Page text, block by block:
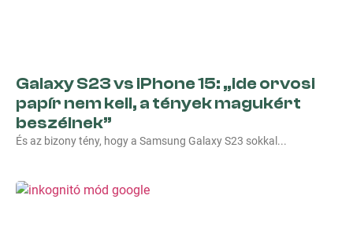
Galaxy S23 vs iPhone 15: „ide orvosi
papír nem kell, a tények magukért
beszélnek”
És az bizony tény, hogy a Samsung Galaxy S23 sokkal